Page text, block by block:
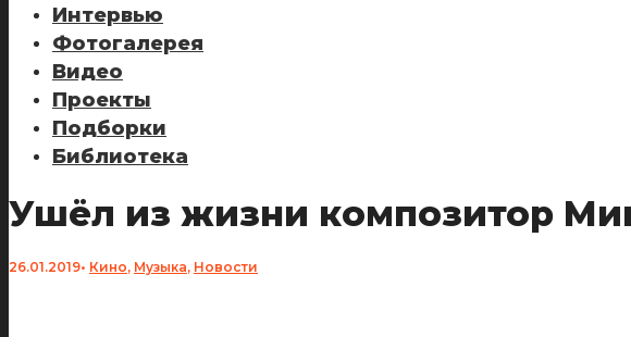
Интервью
Фотогалерея
Видео
Проекты
Подборки
Библиотека
Ушёл из жизни композитор
26.01.2019• Кино, Музыка, Новости